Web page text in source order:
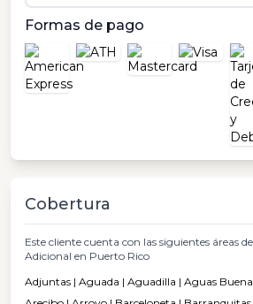
Formas de pago
Cobertura
Este cliente cuenta con las siguientes áreas
Adicional en Puerto Rico
Adjuntas | Aguada | Aguadilla | Aguas